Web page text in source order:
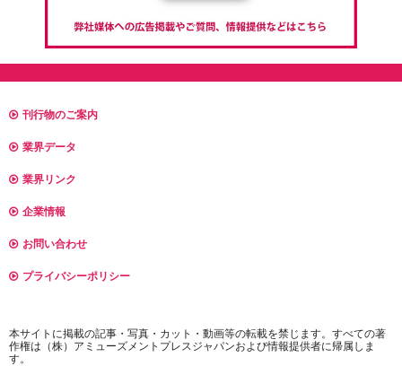
刊行物のご案内
業界データ
業界リンク
企業情報
お問い合わせ
プライバシーポリシー
本サイトに掲載の記事・写真・カット・動画等の転載を禁じます。すべての著
作権は（株）アミューズメントプレスジャパンおよび情報提供者に帰属しま
す。